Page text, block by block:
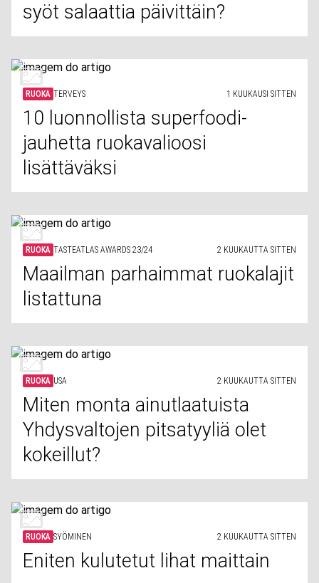
syöt salaattia päivittäin?
RUOKA TERVEYS 1 KUUKAUSI SITTEN
10 luonnollista superfoodi-
jauhetta ruokavalioosi
lisättäväksi
RUOKA TASTEATLAS AWARDS 23/24 2 KUUKAUTTA SITTEN
Maailman parhaimmat ruokalajit
listattuna
RUOKA USA 2 KUUKAUTTA SITTEN
Miten monta ainutlaatuista
Yhdysvaltojen pitsatyyliä olet
kokeillut?
RUOKA SYÖMINEN 2 KUUKAUTTA SITTEN
Eniten kulutetut lihat maittain